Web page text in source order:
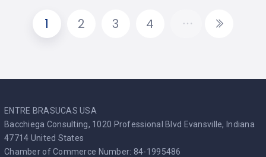
1 2 3 4
ENTRE BRASUCAS USA
Bacchiega Consulting, 1020 Professional Blvd Evansville, Indiana
47714 United States
Chamber of Commerce Number: 84-1995486